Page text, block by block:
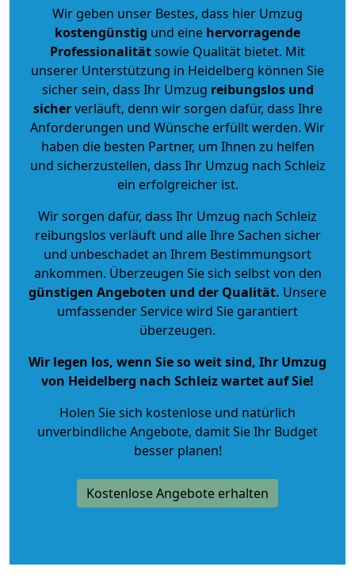
Wir geben unser Bestes, dass hier Umzug
kostengünstig und eine hervorragende
Professionalitätsowie Qualität bietet. Mit
unserer Unterstützung in Heidelberg können Sie
sicher sein, dass Ihr Umzug reibungslos und
sicherverläuft, denn wir sorgen dafür, dass Ihre
Anforderungen und Wünsche erfüllt werden. Wir
haben die besten Partner, um Ihnen zu helfen
und sicherzustellen, dass Ihr Umzug nach Schleiz
ein erfolgreicher ist.
Wir sorgen dafür, dass Ihr Umzug nach Schleiz
reibungslos verläuft und alle Ihre Sachen sicher
und unbeschadet an Ihrem Bestimmungsort
ankommen. Überzeugen Sie sich selbst von den
günstigen Angeboten und der Qualität. Unsere
umfassender Service wird Sie garantiert
überzeugen.
Wir legen los, wenn Sie so weit sind, Ihr Umzug
von Heidelberg nach Schleiz wartet auf Sie!
Holen Sie sich kostenlose und natürlich
unverbindliche Angebote, damit Sie Ihr Budget
besser planen!
Kostenlose Angebote erhalten